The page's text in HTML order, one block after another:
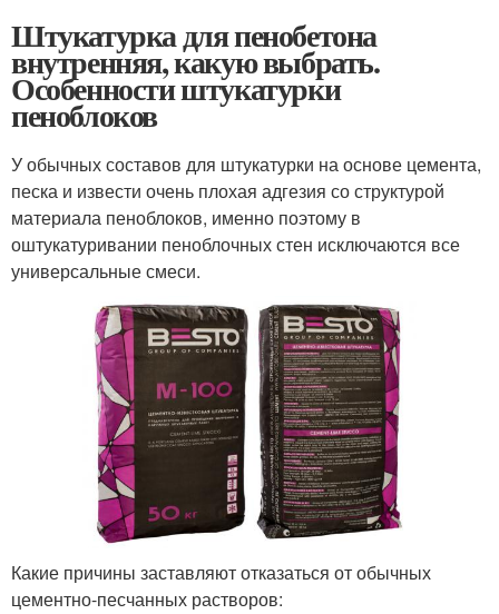
Штукатурка для пенобетона
внутренняя, какую выбрать.
Особенности штукатурки
пеноблоков
У обычных составов для штукатурки на основе цемента,
песка и извести очень плохая адгезия со структурой
материала пеноблоков, именно поэтому в
оштукатуривании пеноблочных стен исключаются все
универсальные смеси.
Какие причины заставляют отказаться от обычных
цементно-песчанных растворов: